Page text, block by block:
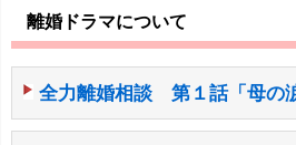
離婚ドラマについて
全力離婚相談 第１話「母の